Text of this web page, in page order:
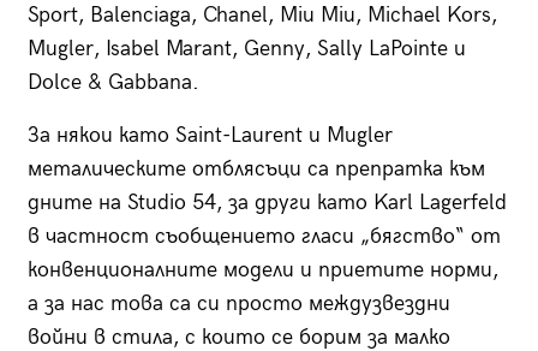
Sport, Balenciaga, Chanel, Miu Miu, Michael Kors,
Mugler, Isabel Marant, Genny, Sally LaPointe и
Dolce & Gabbana.
За някои като Saint-Laurent и Mugler
металическите отблясъци са препратка към
дните на Studio 54, за други като Karl Lagerfeld
в частност съобщението гласи „бягство“ от
конвенционалните модели и приетите норми,
a за нас това са си просто междузвездни
войни в стила, с които се борим за малко